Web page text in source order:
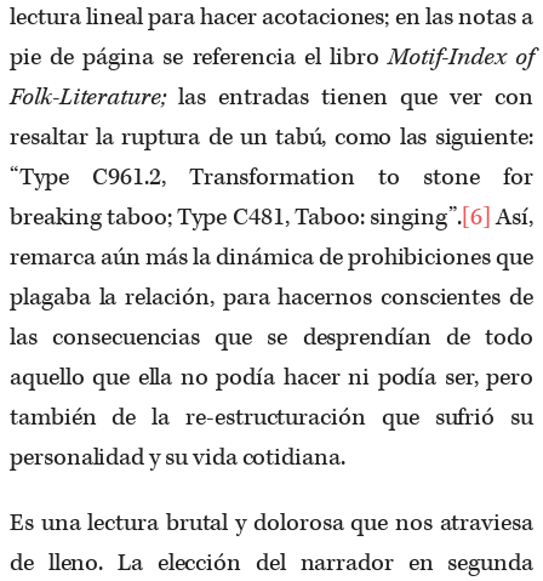
lectura lineal para hacer acotaciones; en las notas a
pie de página se referencia el libroMotif-Index of
Folk-Literature;las entradas tienen que ver con
resaltar la ruptura de un tabú, como las siguiente:
“Type C961.2, Transformation to stone for
breaking taboo; Type C481, Taboo: singing”.[6] Así,
remarca aún más la dinámica de prohibiciones que
plagaba la relación, para hacernos conscientes de
las consecuencias que se desprendían de todo
aquello que ella no podía hacer ni podía ser, pero
también de la re-estructuración que sufrió su
personalidad y su vida cotidiana.
Es una lectura brutal y dolorosa que nos atraviesa
de lleno. La elección del narrador en segunda